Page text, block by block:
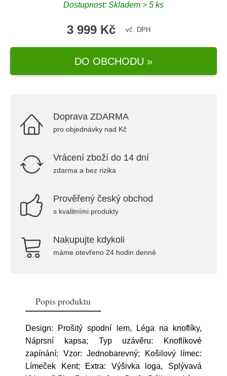
Dostupnost: Skladem > 5 ks
3 999 Kč vč. DPH
DO OBCHODU »
Doprava ZDARMA
pro objednávky nad Kč
Vrácení zboží do 14 dní
zdarma a bez rizika
Prověřený český obchod
s kvalitními produkty
Nakupujte kdykoli
máme otevřeno 24 hodin denně
Popis produktu
Design: Prošitý spodní lem, Léga na knoflíky,
Náprsní kapsa; Typ uzávěru: Knoflíkové
zapínání; Vzor: Jednobarevný; Košilový límec:
Límeček Kent; Extra: Výšivka loga, Splývavá